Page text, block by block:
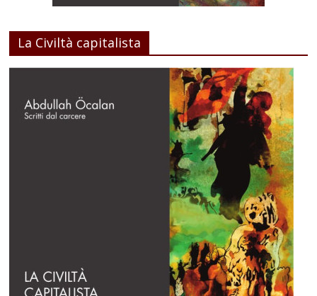
La Civiltà capitalista